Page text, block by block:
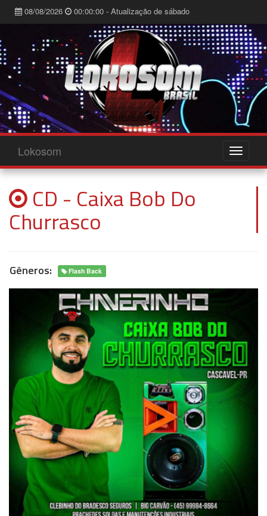
08/08/2026 00:00:00 - Atualização de sábado
Lokosom
CD - Caixa Bob Do
Churrasco
Gêneros: Flash Back